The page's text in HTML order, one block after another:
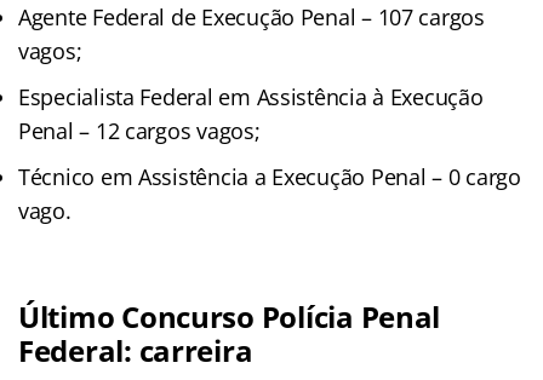
Agente Federal de Execução Penal – 107 cargos
vagos;
Especialista Federal em Assistência à Execução
Penal – 12 cargos vagos;
Técnico em Assistência a Execução Penal – 0 cargo
vago.
Último Concurso Polícia Penal
Federal: carreira